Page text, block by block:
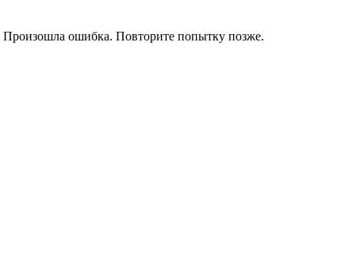
Произошла ошибка. Повторите попытку позже.